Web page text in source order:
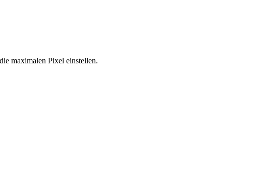
maximalen Pixel einstellen.